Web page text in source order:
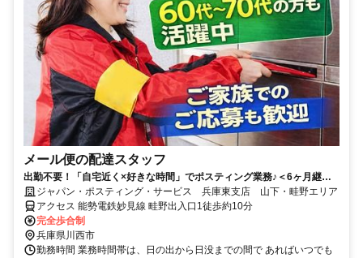
メール便の配達スタッフ
出勤不要！「自宅近く×好きな時間」でポスティング業務♪＜6ヶ月継続
勤務で合計2万円のプチボーナス＞
ジャパン・ポスティング・サービス 兵庫東支店 山下・畦野エリア
アクセス 能勢電鉄妙見線 畦野出入口1徒歩約10分
完全歩合制
兵庫県川西市
勤務時間 業務時間帯は、日の出から日没までの間で あればいつでも